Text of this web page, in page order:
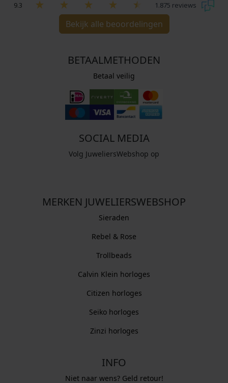
9.3 1.875 reviews
Bekijk alle beoordelingen
BETAALMETHODEN
Betaal veilig
SOCIAL MEDIA
Volg JuweliersWebshop op
MERKEN JUWELIERSWEBSHOP
Sieraden
Rebel & Rose
Trollbeads
Calvin Klein horloges
Citizen horloges
Seiko horloges
Zinzi horloges
INFO
Niet naar wens? Geld retour!